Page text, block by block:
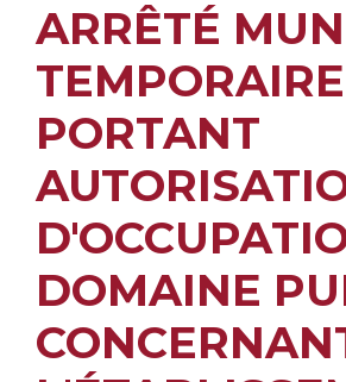
ARRÊTÉ
TEMPORAIRE
PORTANT
DOMAINE